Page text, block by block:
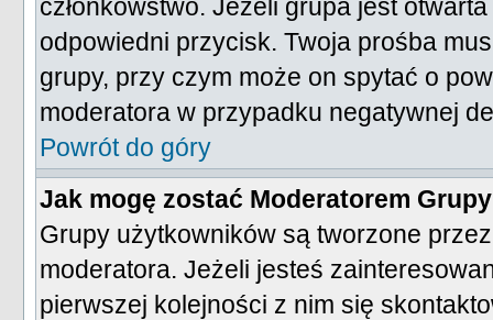
członkowstwo. Jeżeli grupa jest
odpowiedni przycisk. Twoja prośba
grupy, przy czym może on spytać o
moderatora w przypadku negatywnej
Powrót do góry
Jak mogę zostać Moderatorem
Grupy użytkowników są tworzone
moderatora. Jeżeli jesteś
pierwszej kolejności z nim się